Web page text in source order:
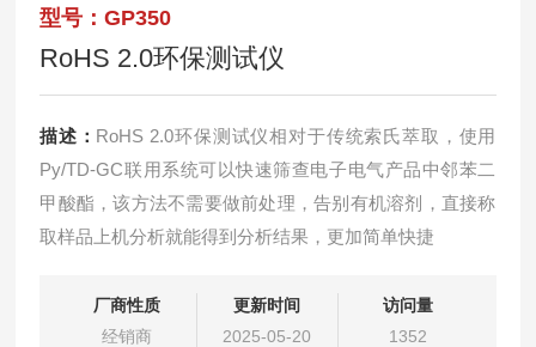
型号：GP350
RoHS 2.0环保测试仪
描述： RoHS 2.0环保测试仪相对于传统索氏萃取，使用
Py/TD-GC联用系统可以快速筛查电子电气产品中邻苯二
甲酸酯，该方法不需要做前处理，告别有机溶剂，直接称
取样品上机分析就能得到分析结果，更加简单快捷
厂商性质
经销商
更新时间
2025-05-20
访问量
1352